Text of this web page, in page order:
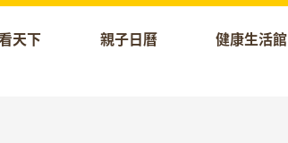
天下 親子日曆 健康生活館